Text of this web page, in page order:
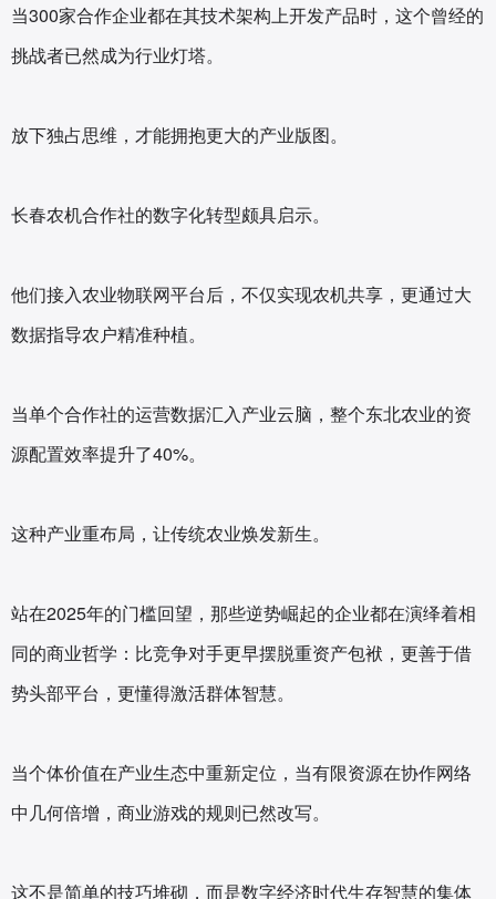
当300家合作企业都在其技术架构上开发产品时，这个曾经的
挑战者已然成为行业灯塔。
放下独占思维，才能拥抱更大的产业版图。
长春农机合作社的数字化转型颇具启示。
他们接入农业物联网平台后，不仅实现农机共享，更通过大
数据指导农户精准种植。
当单个合作社的运营数据汇入产业云脑，整个东北农业的资
源配置效率提升了40%。
这种产业重布局，让传统农业焕发新生。
站在2025年的门槛回望，那些逆势崛起的企业都在演绎着相
同的商业哲学：比竞争对手更早摆脱重资产包袱，更善于借
势头部平台，更懂得激活群体智慧。
当个体价值在产业生态中重新定位，当有限资源在协作网络
中几何倍增，商业游戏的规则已然改写。
这不是简单的技巧堆砌，而是数字经济时代生存智慧的集体